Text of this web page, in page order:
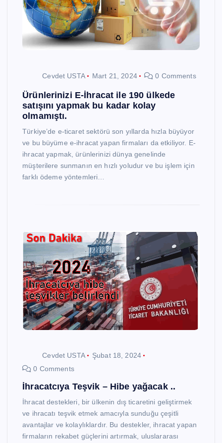
Cevdet USTA Mart 21, 2024 0 Comments
Ürünlerinizi E-İhracat ile 190 ülkede
satışını yapmak bu kadar kolay
olmamıştı.
Türkiye’de e-ticaret sektörü son yıllarda hızla büyüyor
ve bu büyüme e-ihracat yapan firmaları da etkiliyor. E-
ihracat yapmak, ürünlerinizi dünya genelinde
müşterilere sunmanın en hızlı yoludur ve bu işlem için
farklı ödeme yöntemleri…
Cevdet USTA
Şubat 18, 2024
0 Comments
İhracatcıya Teşvik – Hibe yağacak ..
İhracat destekleri, bir ülkenin dış ticaretini geliştirmek
ve ihracatı teşvik etmek amacıyla sunduğu çeşitli
avantajlar ve kolaylıklardır. Bu destekler, ihracat yapan
firmaların rekabet güçlerini artırmak, uluslararası